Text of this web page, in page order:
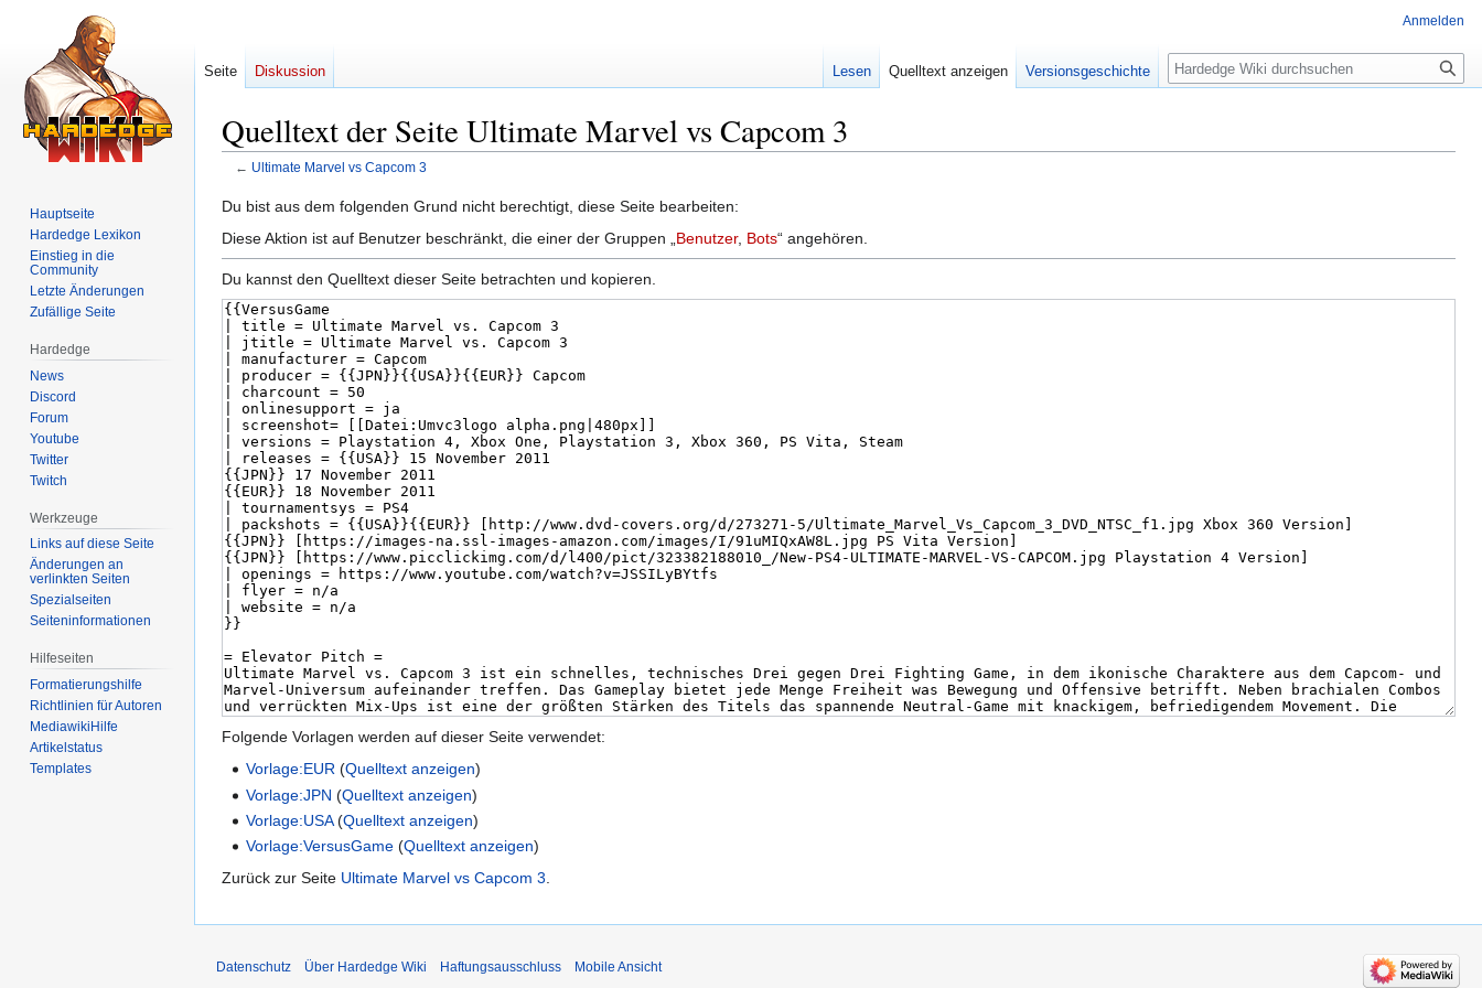
Quelltext der Seite Ultimate Marvel vs Capcom 3
← Ultimate Marvel vs Capcom 3
Zur
Navigation
Zur
Suche
Du bist aus dem folgenden Grund nicht berechtigt, diese Seite bearbeiten:
Diese Aktion ist auf Benutzer beschränkt, die einer der Gruppen „ Benutzer, Bots“ angehören.
Du kannst den Quelltext dieser Seite betrachten und kopieren.
Folgende Vorlagen werden auf dieser Seite verwendet:
Vorlage:EUR (Quelltext anzeigen)
Vorlage:JPN (Quelltext anzeigen)
Vorlage:USA(Quelltext anzeigen)
Vorlage:VersusGame (Quelltext anzeigen)
Zurück zur Seite Ultimate Marvel vs Capcom 3.
Anmelden
Seite Diskussion Lesen Quelltext anzeigen Versionsgeschichte Suche
Hauptseite
Hardedge Lexikon
Einstieg in die
Community
Letzte Änderungen
Zufällige Seite
Hardedge
News
Discord
Forum
Youtube
Twitter
Twitch
Werkzeuge
Links auf diese Seite
Änderungen an
verlinkten Seiten
Spezialseiten
Seiten­informationen
Hilfeseiten
Formatierungshilfe
Richtlinien für Autoren
MediawikiHilfe
Artikelstatus
Templates
Datenschutz Über Hardedge Wiki Haftungsausschluss Mobile Ansicht